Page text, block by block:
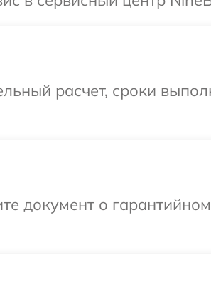
расчет, сроки
документ о